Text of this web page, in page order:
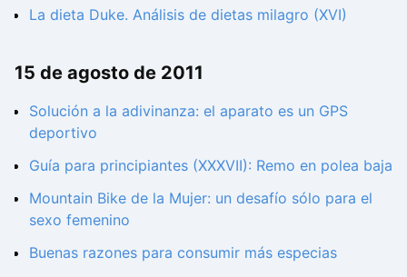
La dieta Duke. Análisis de dietas milagro (XVI)
15 de agosto de 2011
Solución a la adivinanza: el aparato es un GPS
deportivo
Guía para principiantes (XXXVII): Remo en polea baja
Mountain Bike de la Mujer: un desafío sólo para el
sexo femenino
Buenas razones para consumir más especias